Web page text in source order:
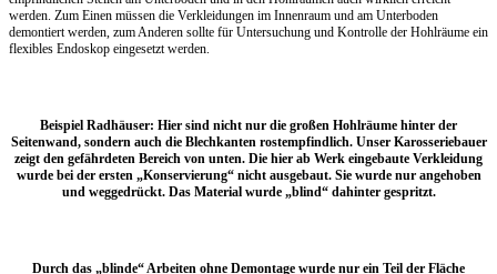
werden. Zum Einen müssen die Verkleidungen im Innenraum und am Unterboden
demontiert werden, zum Anderen sollte für Untersuchung und Kontrolle der Hohlräume ein
flexibles Endoskop eingesetzt werden.
Beispiel Radhäuser: Hier sind nicht nur die großen Hohlräume hinter der
Seitenwand, sondern auch die Blechkanten rostempfindlich. Unser Karosseriebauer
zeigt den gefährdeten Bereich von unten. Die hier ab Werk eingebaute Verkleidung
wurde bei der ersten „Konservierung“ nicht ausgebaut. Sie wurde nur angehoben
und weggedrückt. Das Material wurde „blind“ dahinter gespritzt.
Durch das „blinde“ Arbeiten ohne Demontage wurde nur ein Teil der Fläche